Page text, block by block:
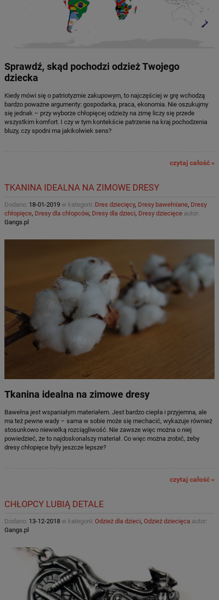
Sprawdź, skąd pochodzi odzież Twojego
dziecka
Kiedy mówi się o patriotyzmie zakupowym, to najczęściej w grę wchodzą
bardzo poważne argumenty: gospodarka, praca, ekonomia. Nie oszukujmy
się jednak – przy wyborze chłopięcej odzieży na zimę liczy się przede
wszystkim komfort. I czy w tym kontekście patrzenie na kraj pochodzenia
bluzy, czy spodni ma jakikolwiek sens?
czytaj całość »
TKANINA IDEALNA NA ZIMOWE DRESY
Dodano: 18-01-2019w kategorii: Dres dziecięcy, Dresy bawełniane, Dresy
chłopięce, Dresy dla chłopców, Dresy dla dzieci, Dresy dziecięceautor:
Gangs.pl
Tkanina idealna na zimowe dresy
Bawełna jest wspaniałym materiałem. Jest bardzo ciepła i przyjemna, ale
ma też pewne wady – sama w sobie może się mechacić, wykazuje również
stosunkowo niewielką rozciągliwość. Nie zawsze więc można o niej
powiedzieć, że to najdoskonalszy materiał. Co więc można zrobić, żeby
dresy chłopięce były jeszcze lepsze?
czytaj całość »
CHŁOPCY LUBIĄ DETALE
Dodano: 13-12-2018w kategorii: Odzież dla dzieci, Odzież dziecięca autor:
Gangs.pl